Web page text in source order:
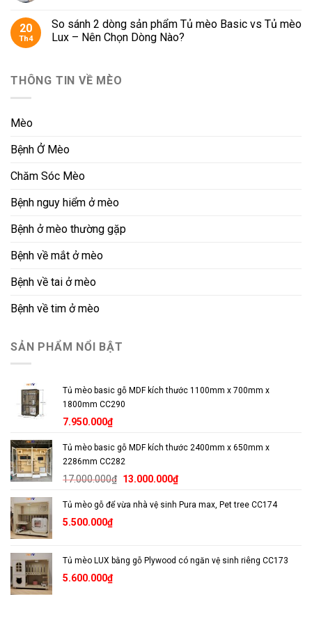
20
Th4
So sánh 2 dòng sản phẩm Tủ mèo Basic vs Tủ mèo
Lux – Nên Chọn Dòng Nào?
THÔNG TIN VỀ MÈO
Mèo
Bệnh Ở Mèo
Chăm Sóc Mèo
Bệnh nguy hiểm ở mèo
Bệnh ở mèo thường gặp
Bệnh về mắt ở mèo
Bệnh về tai ở mèo
Bệnh về tim ở mèo
SẢN PHẨM NỔI BẬT
Tủ mèo basic gỗ MDF kích thước 1100mm x 700mm x
1800mm CC290
7.950.000₫
Tủ mèo basic gỗ MDF kích thước 2400mm x 650mm x
2286mm CC282
17.000.000₫ Giá
là:
13.000.000₫Giá
tại
Tủ mèo gỗ để vừa nhà vệ sinh Pura max, Pet tree CC174
5.500.000₫
Tủ mèo LUX bằng gỗ Plywood có ngăn vệ sinh riêng CC173
5.600.000₫